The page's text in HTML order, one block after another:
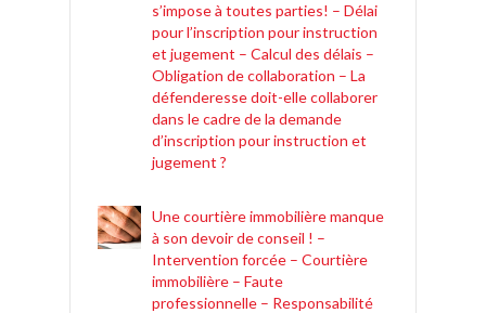
s’impose à toutes parties! – Délai
pour l’inscription pour instruction
et jugement – Calcul des délais –
Obligation de collaboration – La
défenderesse doit-elle collaborer
dans le cadre de la demande
d’inscription pour instruction et
jugement ?
Une courtière immobilière manque
à son devoir de conseil ! –
Intervention forcée – Courtière
immobilière – Faute
professionnelle – Responsabilité